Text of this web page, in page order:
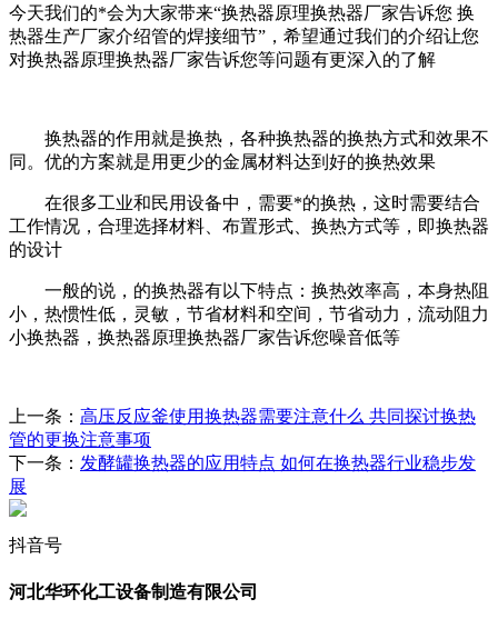
今天我们的*会为大家带来“换热器原理换热器厂家告诉您 换
热器生产厂家介绍管的焊接细节”，希望通过我们的介绍让您
对换热器原理换热器厂家告诉您等问题有更深入的了解
换热器的作用就是换热，各种换热器的换热方式和效果不
同。优的方案就是用更少的金属材料达到好的换热效果
在很多工业和民用设备中，需要*的换热，这时需要结合
工作情况，合理选择材料、布置形式、换热方式等，即换热器
的设计
一般的说，的换热器有以下特点：换热效率高，本身热阻
小，热惯性低，灵敏，节省材料和空间，节省动力，流动阻力
小换热器，换热器原理换热器厂家告诉您噪音低等
上一条： 高压反应釜使用换热器需要注意什么 共同探讨换热
管的更换注意事项
下一条： 发酵罐换热器的应用特点 如何在换热器行业稳步发
展
抖音号
河北华环化工设备制造有限公司